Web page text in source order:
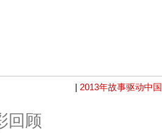
| 2013年故事驱动中国
回顾